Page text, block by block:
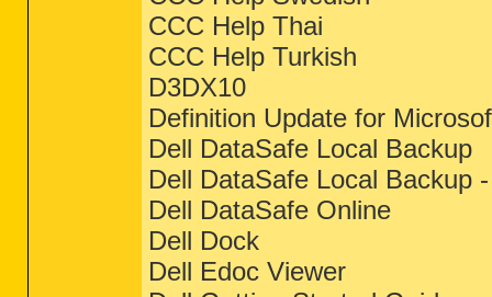
CCC Help Thai
CCC Help Turkish
D3DX10
Definition Update for
Dell DataSafe Local Backup
Dell DataSafe Local Backup
Dell DataSafe Online
Dell Dock
Dell Edoc Viewer